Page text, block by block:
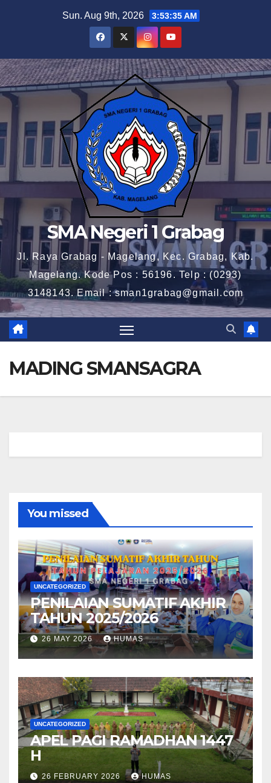
Sun. Aug 9th, 2026 3:53:36 AM
SMA Negeri 1 Grabag
Jl. Raya Grabag - Magelang, Kec. Grabag, Kab.
Magelang. Kode Pos : 56196. Telp : (0293)
3148143. Email : sman1grabag@gmail.com
MADING SMANSAGRA
You missed
UNCATEGORIZED
PENILAIAN SUMATIF AKHIR
TAHUN 2025/2026
26 MAY 2026 HUMAS
UNCATEGORIZED
APEL PAGI RAMADHAN 1447
H
26 FEBRUARY 2026 HUMAS